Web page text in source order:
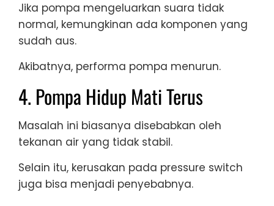
Jika pompa mengeluarkan suara tidak
normal, kemungkinan ada komponen yang
sudah aus.
Akibatnya, performa pompa menurun.
4. Pompa Hidup Mati Terus
Masalah ini biasanya disebabkan oleh
tekanan air yang tidak stabil.
Selain itu, kerusakan pada pressure switch
juga bisa menjadi penyebabnya.